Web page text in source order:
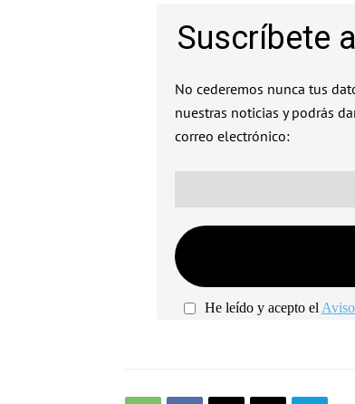
Suscríbete
No cederemos nunca tus
nuestras noticias y podrás
correo electrónico:
He leído y acepto el